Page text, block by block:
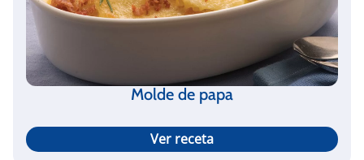
Molde de papa
Ver receta